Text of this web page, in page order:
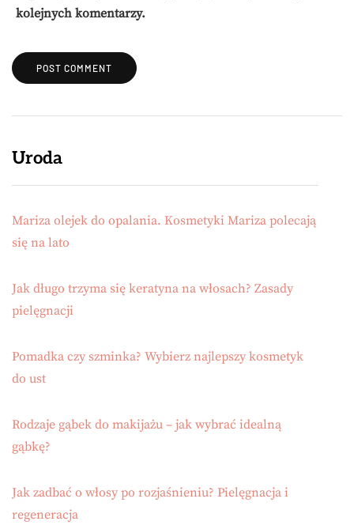
kolejnych komentarzy.
Uroda
Mariza olejek do opalania. Kosmetyki Mariza polecają
się na lato
Jak długo trzyma się keratyna na włosach? Zasady
pielęgnacji
Pomadka czy szminka? Wybierz najlepszy kosmetyk
do ust
Rodzaje gąbek do makijażu – jak wybrać idealną
gąbkę?
Jak zadbać o włosy po rozjaśnieniu? Pielęgnacja i
regeneracja